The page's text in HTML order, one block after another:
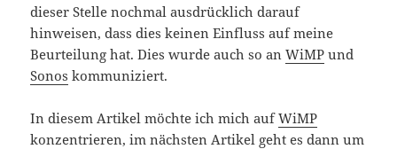
dieser Stelle nochmal ausdrücklich darauf
hinweisen, dass dies keinen Einfluss auf meine
Beurteilung hat. Dies wurde auch so anWiMP und
Sonos kommuniziert.
In diesem Artikel möchte ich mich aufWiMP
konzentrieren, im nächsten Artikel geht es dann um